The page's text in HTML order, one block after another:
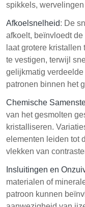
spikkels,
Afkoelsnelheid: De
afkoelt, beïnvloedt
laat grotere
te vestigen, terwijl
gelijkmatig
patronen binnen het
Chemische
van het gesmolten
kristalliseren.
elementen leiden tot
vlekken van
Insluitingen en
materialen of
patroon kunnen